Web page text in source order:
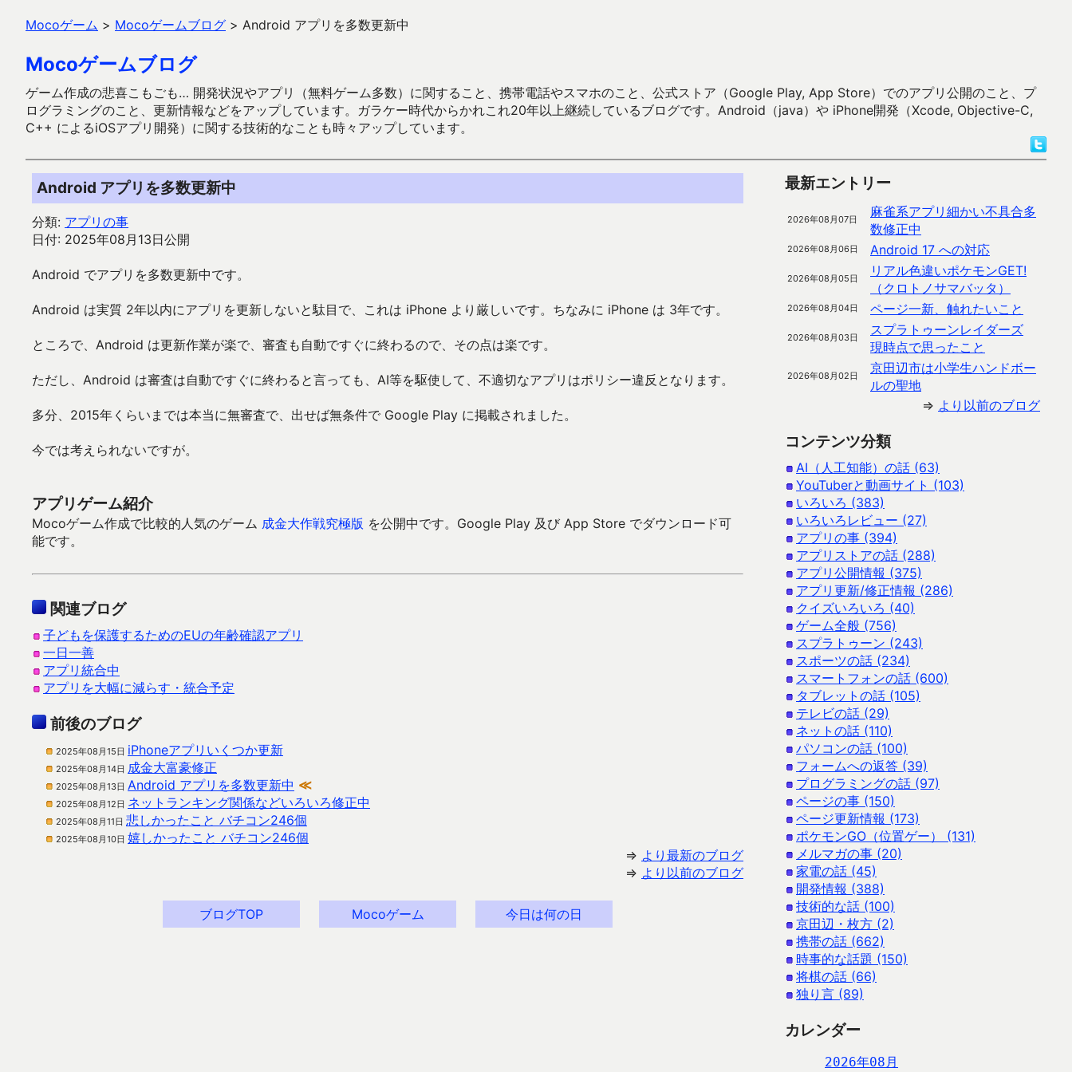
Mocoゲーム > Mocoゲームブログ > Android アプリを多数更新中
Mocoゲームブログ
ゲーム作成の悲喜こもごも… 開発状況やアプリ（無料ゲーム多数）に関すること、携帯電話やスマホのこと、公式ストア（Google Play, App Store）でのアプリ公開のこと、プ
ログラミングのこと、更新情報などをアップしています。ガラケー時代からかれこれ20年以上継続しているブログです。Android（java）や iPhone開発（Xcode, Objective-C,
C++ によるiOSアプリ開発）に関する技術的なことも時々アップしています。
Android アプリを多数更新中
分類: アプリの事
日付: 2025年08月13日公開
Android でアプリを多数更新中です。
Android は実質 2年以内にアプリを更新しないと駄目で、これは iPhone より厳しいです。ちなみに iPhone は 3年です。
ところで、Android は更新作業が楽で、審査も自動ですぐに終わるので、その点は楽です。
ただし、Android は審査は自動ですぐに終わると言っても、AI等を駆使して、不適切なアプリはポリシー違反となります。
多分、2015年くらいまでは本当に無審査で、出せば無条件で Google Play に掲載されました。
今では考えられないですが。
アプリゲーム紹介
Mocoゲーム作成で比較的人気のゲーム 成金大作戦究極版 を公開中です。Google Play 及び App Store でダウンロード可
能です。
関連ブログ
子どもを保護するためのEUの年齢確認アプリ
一日一善
アプリ統合中
アプリを大幅に減らす・統合予定
前後のブログ
2025年08月15日 iPhoneアプリいくつか更新
2025年08月14日 成金大富豪修正
2025年08月13日 Android アプリを多数更新中 ≪
2025年08月12日 ネットランキング関係などいろいろ修正中
2025年08月11日 悲しかったこと バチコン246個
2025年08月10日 嬉しかったこと バチコン246個
⇒ より最新のブログ
⇒ より以前のブログ
ブログTOP Mocoゲーム 今日は何の日
最新エントリー
2026年08月07日
麻雀系アプリ細かい不具合多
数修正中
2026年08月06日 Android 17 への対応
2026年08月05日
リアル色違いポケモンGET!
（クロトノサマバッタ）
2026年08月04日 ページ一新、触れたいこと
2026年08月03日
スプラトゥーンレイダーズ
現時点で思ったこと
2026年08月02日
京田辺市は小学生ハンドボー
ルの聖地
⇒ より以前のブログ
コンテンツ分類
AI（人工知能）の話 (63)
YouTuberと動画サイト (103)
いろいろ (383)
いろいろレビュー (27)
アプリの事 (394)
アプリストアの話 (288)
アプリ公開情報 (375)
アプリ更新/修正情報 (286)
クイズいろいろ (40)
ゲーム全般 (756)
スプラトゥーン (243)
スポーツの話 (234)
スマートフォンの話 (600)
タブレットの話 (105)
テレビの話 (29)
ネットの話 (110)
パソコンの話 (100)
フォームへの返答 (39)
プログラミングの話 (97)
ページの事 (150)
ページ更新情報 (173)
ポケモンGO（位置ゲー） (131)
メルマガの事 (20)
家電の話 (45)
開発情報 (388)
技術的な話 (100)
京田辺・枚方 (2)
携帯の話 (662)
時事的な話題 (150)
将棋の話 (66)
独り言 (89)
カレンダー
2026年08月